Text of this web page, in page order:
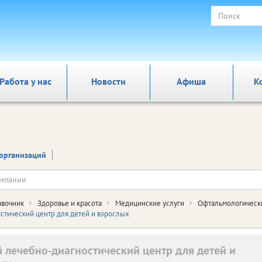
у нас Новости Афиша
Здоровье и красота Медицинские услуги
центр для детей и взрослых
лечебно-диагностический центр для детей и